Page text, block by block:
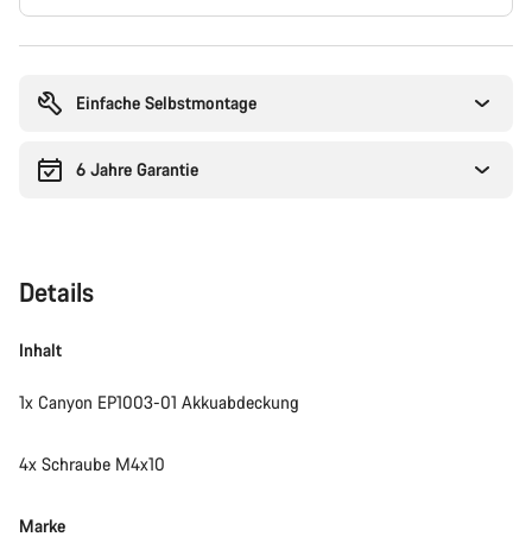
Einfache Selbstmontage
6 Jahre Garantie
Details
Inhalt
1x Canyon EP1003-01 Akkuabdeckung
4x Schraube M4x10
Marke